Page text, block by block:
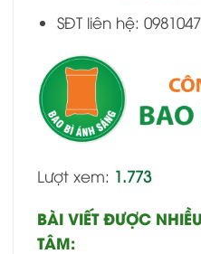
SĐT liên hệ:
Lượt xem: 1.773
BÀI VIẾT ĐƯỢC
TÂM: